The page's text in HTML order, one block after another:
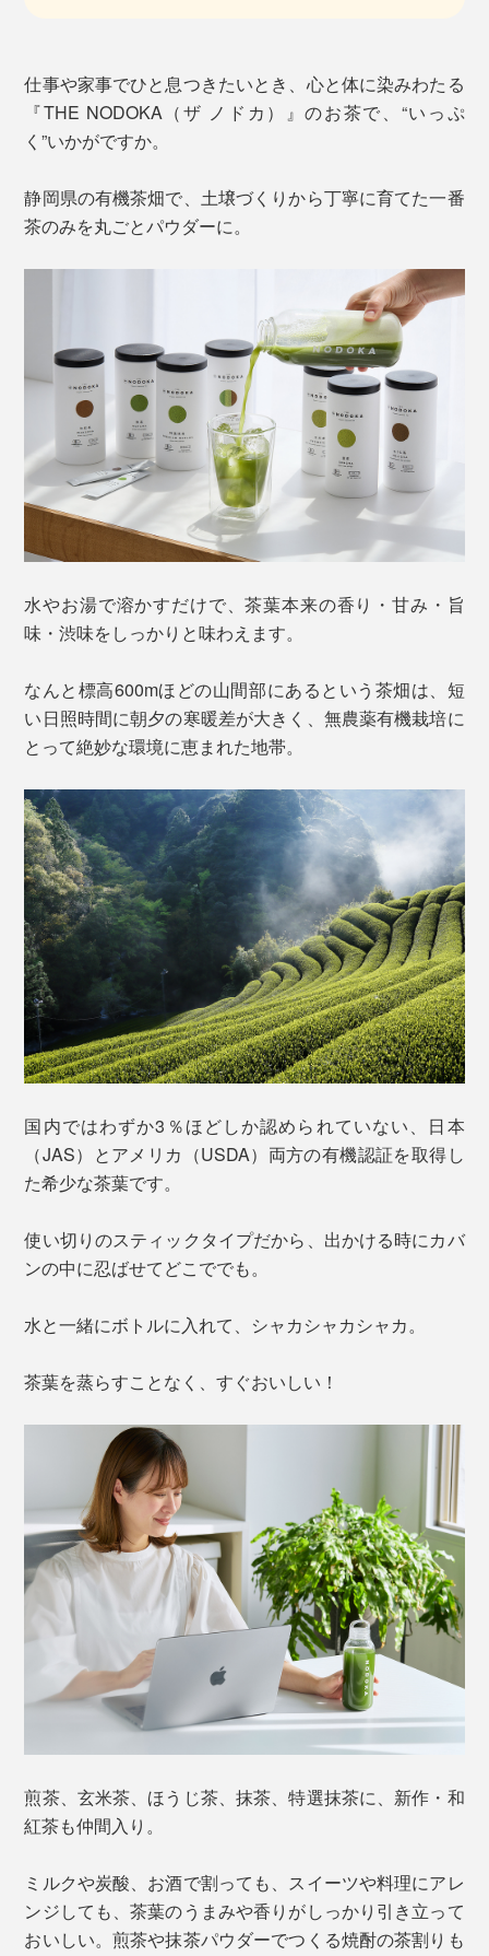
仕事や家事でひと息つきたいとき、心と体に染みわたる
『THE NODOKA（ザ ノドカ）』のお茶で、“いっぷ
く”いかがですか。
静岡県の有機茶畑で、土壌づくりから丁寧に育てた一番
茶のみを丸ごとパウダーに。
水やお湯で溶かすだけで、茶葉本来の香り・甘み・旨
味・渋味をしっかりと味わえます。
なんと標高600mほどの山間部にあるという茶畑は、短
い日照時間に朝夕の寒暖差が大きく、無農薬有機栽培に
とって絶妙な環境に恵まれた地帯。
国内ではわずか3％ほどしか認められていない、日本
（JAS）とアメリカ（USDA）両方の有機認証を取得し
た希少な茶葉です。
使い切りのスティックタイプだから、出かける時にカバ
ンの中に忍ばせてどこででも。
水と一緒にボトルに入れて、シャカシャカシャカ。
茶葉を蒸らすことなく、すぐおいしい！
煎茶、玄米茶、ほうじ茶、抹茶、特選抹茶に、新作・和
紅茶も仲間入り。
ミルクや炭酸、お酒で割っても、スイーツや料理にアレ
ンジしても、茶葉のうまみや香りがしっかり引き立って
おいしい。煎茶や抹茶パウダーでつくる焼酎の茶割りも